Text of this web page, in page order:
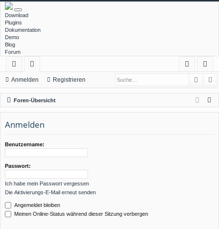
Download
Plugins
Dokumentation
Demo
Blog
Forum
ch
ne
llz
ug
f
or
en
m
el
ist
rie
Anmelden Registrieren
Foren-Übersicht
Anmelden
Benutzername:
Passwort:
Ich habe mein Passwort vergessen
Die Aktivierungs-E-Mail erneut senden
Angemeldet bleiben
Meinen Online-Status während dieser Sitzung verbergen